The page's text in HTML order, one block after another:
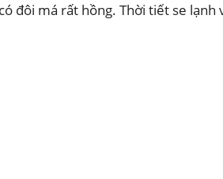
đôi má rất hồng. Thời tiết se